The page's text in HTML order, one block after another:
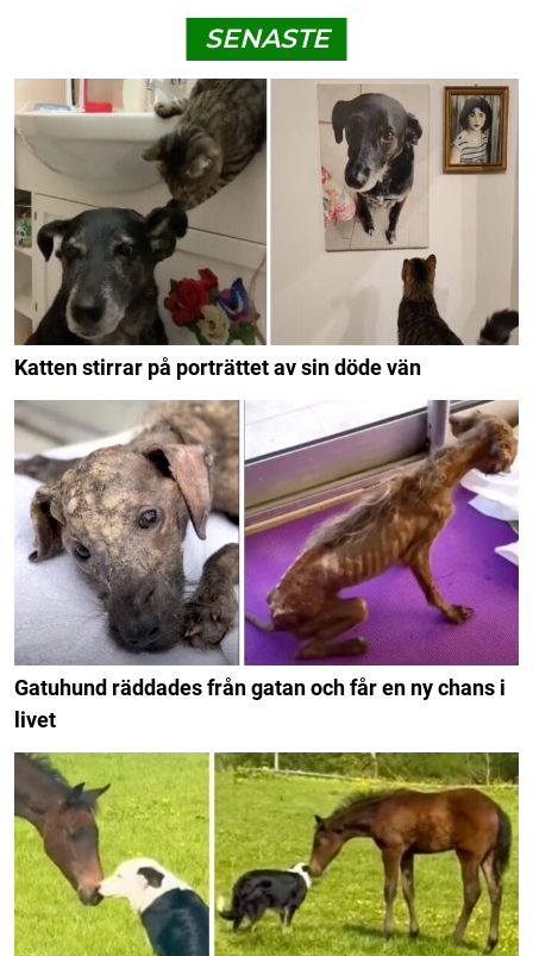
SENASTE
Katten stirrar på porträttet av sin döde vän
Gatuhund räddades från gatan och får en ny chans i
livet